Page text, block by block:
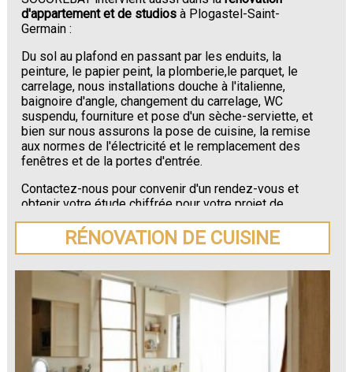
d'appartement et de studios à Plogastel-Saint-
Germain :
Du sol au plafond en passant par les enduits, la
peinture, le papier peint, la plomberie,le parquet, le
carrelage, nous installations douche à l'italienne,
baignoire d'angle, changement du carrelage, WC
suspendu, fourniture et pose d'un sèche-serviette, et
bien sur nous assurons la pose de cuisine, la remise
aux normes de l'électricité et le remplacement des
fenêtres et de la portes d'entrée.
Contactez-nous pour convenir d'un rendez-vous et
obtenir votre étude chiffrée pour votre projet de
rénovation de maison ou d'appartement près de
Plogastel-Saint-Germain.
RÉNOVATION DE CUISINE